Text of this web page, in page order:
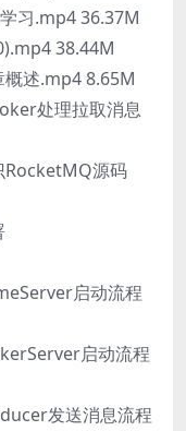
习.mp4 36.37M
38.44M
述.mp4 8.65M
处理拉取消息
源码
启动流程
启动流程
发送消息流程